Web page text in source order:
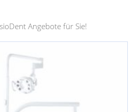
Angebote für Sie!